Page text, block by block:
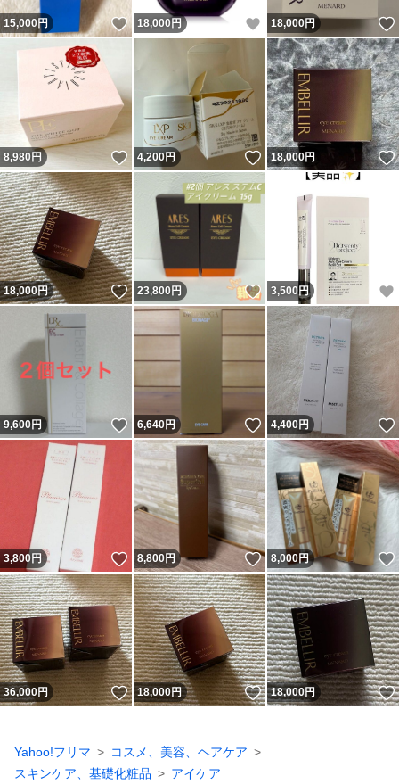
15,000円 いいね！
18,000円 いいね！
18,000円
8,980円 いいね！
4,200円 いいね！
18,000円
18,000円 いいね！
23,800円 いいね！
3,500円
9,600円 いいね！
6,640円 いいね！
4,400円
3,800円 いいね！
8,800円 いいね！
8,000円
36,000円 いいね！
18,000円 いいね！
18,000円
Yahoo!フリマ
コスメ、美容、ヘアケア
スキンケア、基礎化粧品
アイケア